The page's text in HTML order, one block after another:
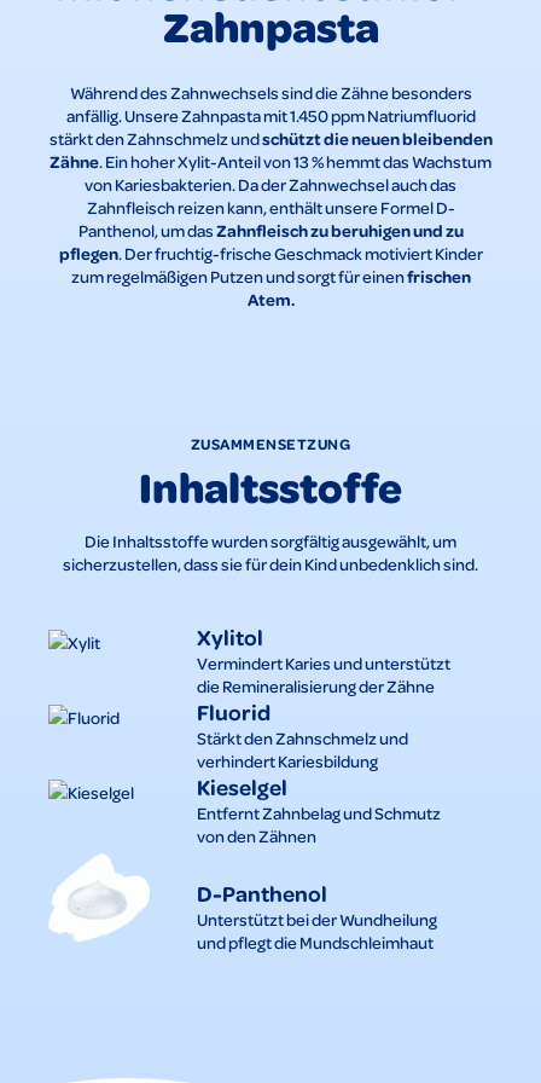
Zahnpasta
Während des Zahnwechsels sind die Zähne besonders
anfällig. Unsere Zahnpasta mit 1.450 ppm Natriumfluorid
stärkt den Zahnschmelz undschützt die neuen bleibenden
Zähne. Ein hoher Xylit-Anteil von 13 % hemmt das Wachstum
von Kariesbakterien. Da der Zahnwechsel auch das
Zahnfleisch reizen kann, enthält unsere Formel D-
Panthenol, um dasZahnfleisch zu beruhigen und zu
pflegen. Der fruchtig-frische Geschmack motiviert Kinder
zum regelmäßigen Putzen und sorgt für einenfrischen
Atem.
ZUSAMMENSETZUNG
Inhaltsstoffe
Die Inhaltsstoffe wurden sorgfältig ausgewählt, um
sicherzustellen, dass sie für dein Kind unbedenklich sind.
Xylitol
Vermindert Karies und unterstützt
die Remineralisierung der Zähne
Fluorid
Stärkt den Zahnschmelz und
verhindert Kariesbildung
Kieselgel
Entfernt Zahnbelag und Schmutz
von den Zähnen
D-Panthenol
Unterstützt bei der Wundheilung
und pflegt die Mundschleimhaut